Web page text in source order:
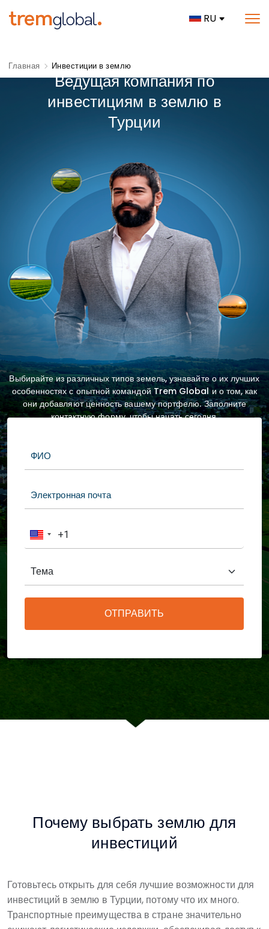
RU
Главная Инвестиции в землю
Ведущая компания по
инвестициям в землю в
Турции
Выбирайте из различных типов земель, узнавайте о их лучших
особенностях с опытной командой Trem Global и о том, как
они добавляют ценность вашему портфелю. Заполните
контактную форму, чтобы начать сегодня.
ОТПРАВИТЬ
Почему выбрать землю для
инвестиций
Готовьтесь открыть для себя лучшие возможности для
инвестиций в землю в Турции, потому что их много.
Транспортные преимущества в стране значительно